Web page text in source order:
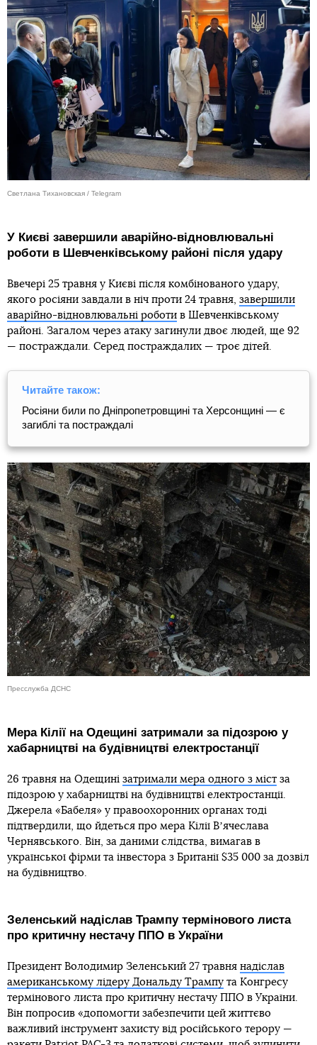
Светлана Тихановская / Telegram
У Києві завершили аварійно-відновлювальні
роботи в Шевченківському районі після удару
Ввечері 25 травня у Києві після комбінованого удару,
якого росіяни завдали в ніч проти 24 травня, завершили
аварійно-відновлювальні роботи в Шевченківському
районі. Загалом через атаку загинули двоє людей, ще 92
— постраждали. Серед постраждалих — троє дітей.
Читайте також:
Росіяни били по Дніпропетровщині та Херсонщині — є
загиблі та постраждалі
Пресслужба ДСНС
Мера Кілії на Одещині затримали за підозрою у
хабарництві на будівництві електростанції
26 травня на Одещині затримали мера одного з міст за
підозрою у хабарництві на будівництві електростанції.
Джерела «Бабеля» у правоохоронних органах тоді
підтвердили, що йдеться про мера Кілії Вʼячеслава
Чернявського. Він, за даними слідства, вимагав в
української фірми та інвестора з Британії $35 000 за дозвіл
на будівництво.
Зеленський надіслав Трампу термінового листа
про критичну нестачу ППО в України
Президент Володимир Зеленський 27 травня надіслав
американському лідеру Дональду Трампу та Конгресу
термінового листа про критичну нестачу ППО в України.
Він попросив «допомогти забезпечити цей життєво
важливий інструмент захисту від російського терору —